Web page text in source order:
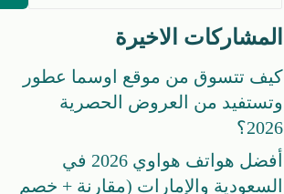
المشاركات الاخيرة
كيف تتسوق من موقع اوسما عطور
وتستفيد من العروض الحصرية
2026؟
أفضل هواتف هواوي 2026 في
السعودية والإمارات (مقارنة + خصم